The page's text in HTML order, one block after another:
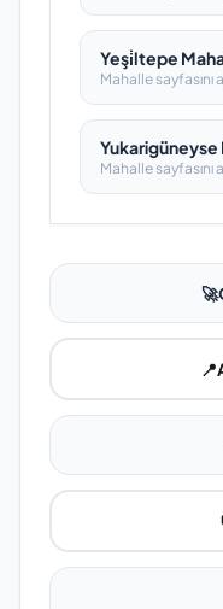
Yeşi̇ltepe
Mahalle sayfasını
Yukarigüneyse
Mahalle sayfasını
🚀
📍